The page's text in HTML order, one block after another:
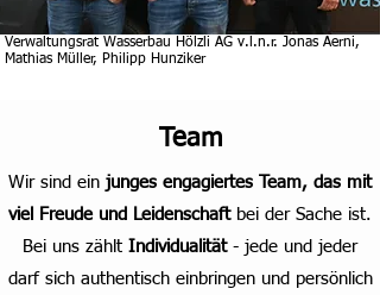
Verwaltungsrat Wasserbau Hölzli AG v.l.n.r. Jonas Aerni,
Mathias Müller, Philipp Hunziker
Team
Wir sind ein junges engagiertes Team, das mit
viel Freude und Leidenschaftbei der Sache ist.
Bei uns zählt Individualität- jede und jeder
darf sich authentisch einbringen und persönlich